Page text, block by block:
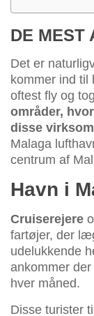
DE MEST
Det er
kommer ind til
oftest fly og
områder,
disse
Malaga
centrum af
Havn i
Cruiserejere
fartøjer, der
udelukkende
ankommer
hver måned.
Disse turister